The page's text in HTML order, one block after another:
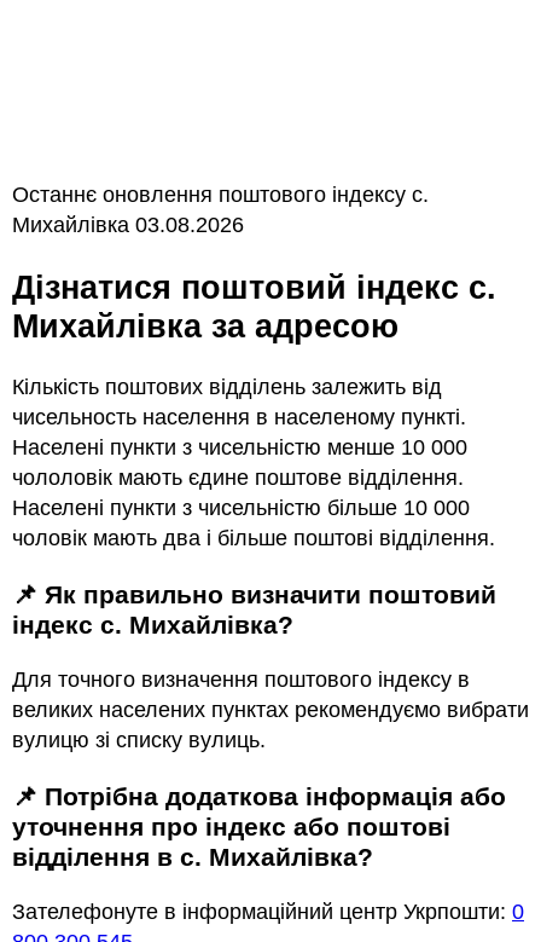
Останнє оновлення поштового індексу с.
Михайлівка 03.08.2026
Дізнатися поштовий індекс с.
Михайлівка за адресою
Кількість поштових відділень залежить від
чисельность населення в населеному пункті.
Населені пункти з чисельністю менше 10 000
чололовік мають єдине поштове відділення.
Населені пункти з чисельністю більше 10 000
чоловік мають два і більше поштові відділення.
📌 Як правильно визначити поштовий
індекс с. Михайлівка?
Для точного визначення поштового індексу в
великих населених пунктах рекомендуємо вибрати
вулицю зі списку вулиць.
📌 Потрібна додаткова інформація або
уточнення про індекс або поштові
відділення в с. Михайлівка?
Зателефонуте в інформаційний центр Укрпошти: 0